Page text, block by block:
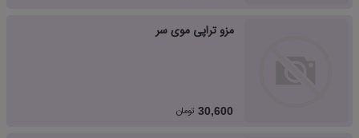
مزو تراپی موی سر
30,600 تومان